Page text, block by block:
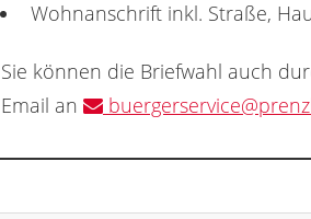
Wohnanschrift inkl. Straße,
Sie können die Briefwahl auch
Email an